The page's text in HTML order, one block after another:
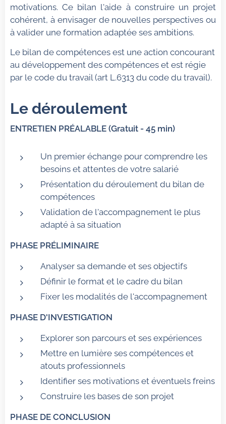
motivations. Ce bilan l'aide à construire un projet
cohérent, à envisager de nouvelles perspectives ou
à valider une formation adaptée ses ambitions.
Le bilan de compétences est une action concourant
au développement des compétences et est régie
par le code du travail (art L.6313 du code du travail).
Le déroulement
ENTRETIEN PRÉALABLE (Gratuit - 45 min)
Un premier échange pour comprendre les
besoins et attentes de votre salarié
Présentation du déroulement du bilan de
compétences
Validation de l'accompagnement le plus
adapté à sa situation
PHASE PRÉLIMINAIRE
Analyser sa demande et ses objectifs
Définir le format et le cadre du bilan
Fixer les modalités de l'accompagnement
PHASE D'INVESTIGATION
Explorer son parcours et ses expériences
Mettre en lumière ses compétences et
atouts professionnels
Identifier ses motivations et éventuels freins
Construire les bases de son projet
PHASE DE CONCLUSION